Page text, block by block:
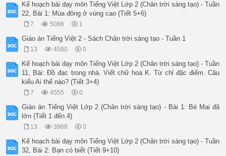
Dạy con từ thuở con còn ngây thơ”
5’
Hoạt động 4: Đánh giá bài viết
Phương pháp, hình thức tổ chức: Quan sát, trực quan, vấn
Cách tiến hành:
-Giáo viên nhận xét,tuyên dương bài viết của học sinh.
HS tự đánh giá phần viết của mình và của bạn.
HS nghe GV nhận xét một số bài viết.
Tiết 4 : TỪ VÀ CÂU
Hoạt động của giáo viên
Hoạt động của học sinh
Mục tiêu: Giúp HS xác định yêu cầu của BT 3; HS đọc bài
Phương pháp, hình thức tổ chức: Quan sát, trực quan, vấn
Kế hoạch bài dạy môn Tiếng Việt Lớp 2 (Chân trời sáng tạo) - Tuần
22, Bài 1: Mùa đông ở vùng cao (Tiết 5+6)
7 5086 1
Giáo án Tiếng Việt 2 - Sách Chân trời sáng tạo - Tuần 1
13 4580 0
Kế hoạch bài dạy môn Tiếng Việt Lớp 2 (Chân trời sáng tạo) - Tuần
11, Bài: Đồ đạc trong nhà. Viết chữ hoa K. Từ chỉ đặc điểm. Câu
kiểu Ai thế nào? (Tiết 3+4)
7 4555 0
Giáo án Tiếng Việt Lớp 2 (Chân trời sáng tạo) - Bài 1: Bé Mai đã
lớn (Tiết 1 đến 4)
13 3968 0
Kế hoạch bài dạy môn Tiếng Việt Lớp 2 (Chân trời sáng tạo) - Tuần
32, Bài 2: Bạn có biết (Tiết 9+10)